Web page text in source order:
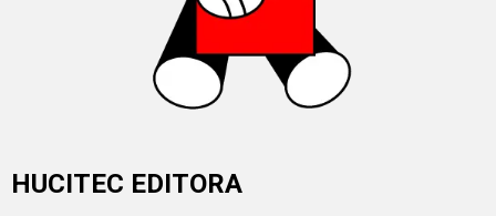
HUCITEC EDITORA